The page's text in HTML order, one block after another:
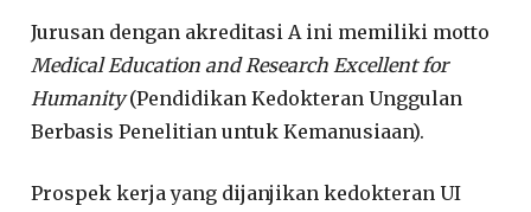
Jurusan dengan akreditasi A ini memiliki motto
Medical Education and Research Excellent for
Humanity(Pendidikan Kedokteran Unggulan
Berbasis Penelitian untuk Kemanusiaan).
Prospek kerja yang dijanjikan kedokteran UI